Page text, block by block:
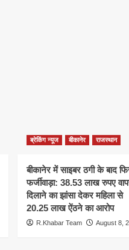
ब्रेकिंग न्यूज बीकानेर राजस्थान
बीकानेर में साइबर ठगी के बाद
फर्जीवाड़ा: 38.53 लाख रुपए
दिलाने का झांसा देकर महिला से
20.25 लाख ऐंठने का आरोप
R.Khabar Team August 8,